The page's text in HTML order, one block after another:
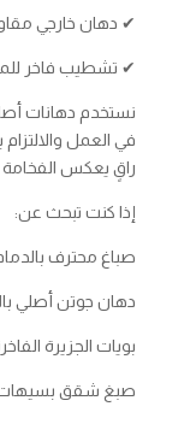
✔ دهان خارجي
✔ تشطيب فاخر
في العمل
راقٍ يعكس الفخامة
إذا كنت تبحث عن:
صباغ محترف
دهان جوتن أصلي
بويات الجزيرة
صبغ شقق